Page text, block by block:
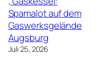
Spamalot auf dem
Gaswerksgelände
Augsburg
Juli 25, 2026